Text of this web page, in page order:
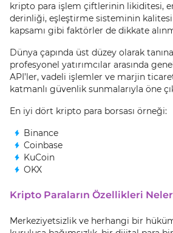
kripto para işlem çiftlerinin likiditesi,
derinliği, eşleştirme sisteminin kalitesi
kapsamı gibi faktörler de dikkate
Dünya çapında üst düzey olarak
profesyonel yatırımcılar arasında
API’ler, vadeli işlemler ve marjin
katmanlı güvenlik sunmalarıyla öne
En iyi dört kripto para borsası örneği:
Binance
Coinbase
KuCoin
OKX
Kripto Paraların Özellikleri
Merkeziyetsizlik ve herhangi bir